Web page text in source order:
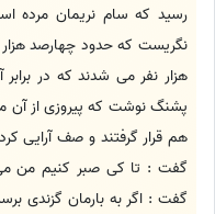
رسید که سام نریمان
نگریست که حدود چهارصد
هزار نفر می شدند که در
پشنگ نوشت که پیروزی از آن
هم قرار گرفتند و صف آرایی
گفت : تا کی صبر کنیم من می
گفت : اگر به بارمان گزندی